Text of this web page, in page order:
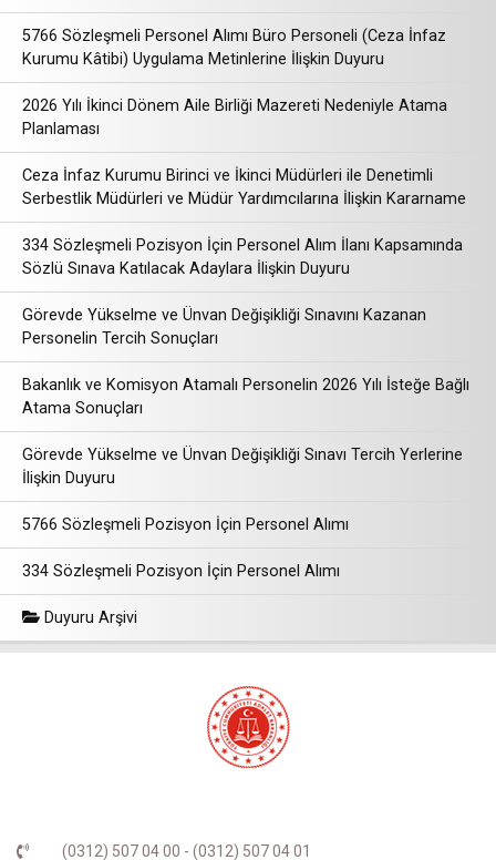
5766 Sözleşmeli Personel Alımı Büro Personeli (Ceza İnfaz
Kurumu Kâtibi) Uygulama Metinlerine İlişkin Duyuru
2026 Yılı İkinci Dönem Aile Birliği Mazereti Nedeniyle Atama
Planlaması
Ceza İnfaz Kurumu Birinci ve İkinci Müdürleri ile Denetimli
Serbestlik Müdürleri ve Müdür Yardımcılarına İlişkin Kararname
334 Sözleşmeli Pozisyon İçin Personel Alım İlanı Kapsamında
Sözlü Sınava Katılacak Adaylara İlişkin Duyuru
Görevde Yükselme ve Ünvan Değişikliği Sınavını Kazanan
Personelin Tercih Sonuçları
Bakanlık ve Komisyon Atamalı Personelin 2026 Yılı İsteğe Bağlı
Atama Sonuçları
Görevde Yükselme ve Ünvan Değişikliği Sınavı Tercih Yerlerine
İlişkin Duyuru
5766 Sözleşmeli Pozisyon İçin Personel Alımı
334 Sözleşmeli Pozisyon İçin Personel Alımı
Duyuru Arşivi
(0312) 507 04 00 - (0312) 507 04 01